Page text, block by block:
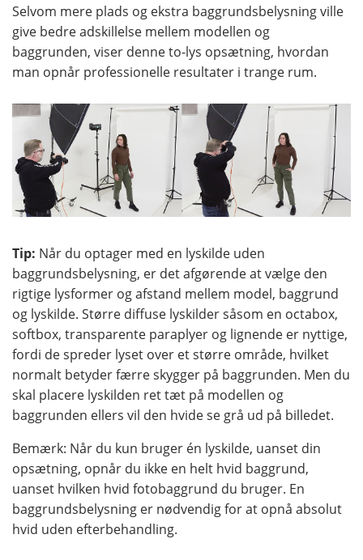
Selvom mere plads og ekstra baggrundsbelysning ville
give bedre adskillelse mellem modellen og
baggrunden, viser denne to-lys opsætning, hvordan
man opnår professionelle resultater i trange rum.
Tip: Når du optager med en lyskilde uden
baggrundsbelysning, er det afgørende at vælge den
rigtige lysformer og afstand mellem model, baggrund
og lyskilde. Større diffuse lyskilder såsom en octabox,
softbox, transparente paraplyer og lignende er nyttige,
fordi de spreder lyset over et større område, hvilket
normalt betyder færre skygger på baggrunden. Men du
skal placere lyskilden ret tæt på modellen og
baggrunden ellers vil den hvide se grå ud på billedet.
Bemærk: Når du kun bruger én lyskilde, uanset din
opsætning, opnår du ikke en helt hvid baggrund,
uanset hvilken hvid fotobaggrund du bruger. En
baggrundsbelysning er nødvendig for at opnå absolut
hvid uden efterbehandling.